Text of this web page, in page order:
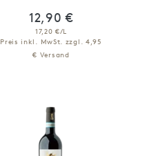
12,90 €
17,20 €/L
Preis inkl. MwSt. zzgl. 4,95
€ Versand